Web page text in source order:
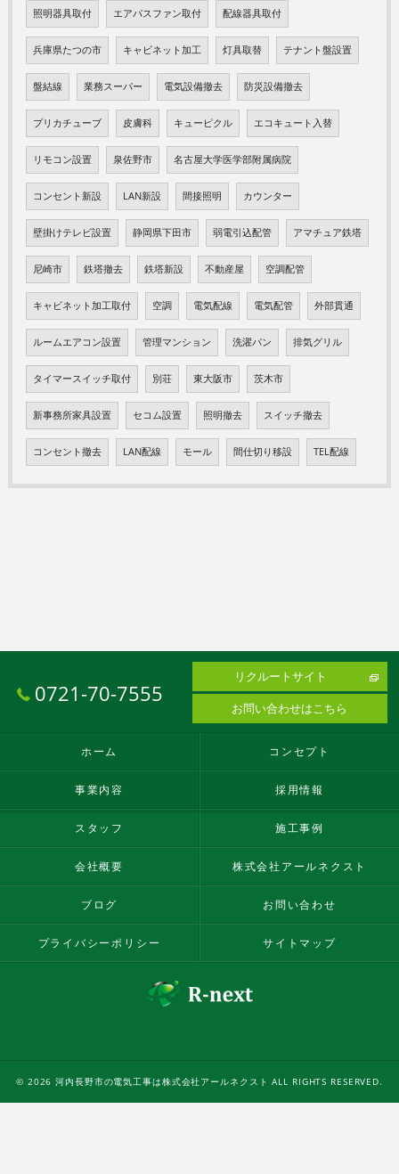
照明器具取付 エアパスファン取付 配線器具取付
兵庫県たつの市 キャビネット加工 灯具取替 テナント盤設置
盤結線 業務スーパー 電気設備撤去 防災設備撤去
プリカチューブ 皮膚科 キューピクル エコキュート入替
リモコン設置 泉佐野市 名古屋大学医学部附属病院
コンセント新設 LAN新設 間接照明 カウンター
壁掛けテレビ設置 静岡県下田市 弱電引込配管 アマチュア鉄塔
尼崎市 鉄塔撤去 鉄塔新設 不動産屋 空調配管
キャビネット加工取付 空調 電気配線 電気配管 外部貫通
ルームエアコン設置 管理マンション 洗濯パン 排気グリル
タイマースイッチ取付 別荘 東大阪市 茨木市
新事務所家具設置 セコム設置 照明撤去 スイッチ撤去
コンセント撤去 LAN配線 モール 間仕切り移設 TEL配線
0721-70-7555
リクルートサイト
お問い合わせはこちら
ホーム コンセプト
事業内容 採用情報
スタッフ 施工事例
会社概要 株式会社アールネクスト
ブログ お問い合わせ
プライバシーポリシー サイトマップ
© 2026 河内長野市の電気工事は株式会社アールネクスト ALL RIGHTS RESERVED.